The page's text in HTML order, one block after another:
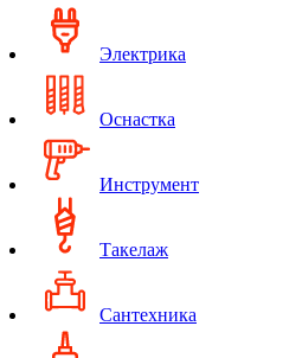
Электрика
Оснастка
Инструмент
Такелаж
Сантехника